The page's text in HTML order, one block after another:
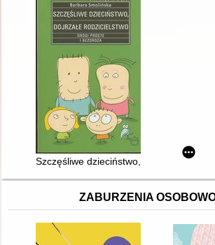
Szczęśliwe dzieciństwo, dojrzałe
ZABURZENIA